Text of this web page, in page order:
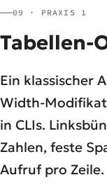
09 · PRAXIS 1
Tabellen-
Ein klassischer
Width-
in CLIs.
Zahlen, feste
Aufruf pro Zeile.